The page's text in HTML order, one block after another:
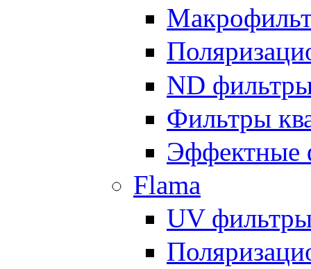
ND
Фильтры
Эффектные
Flama
UV